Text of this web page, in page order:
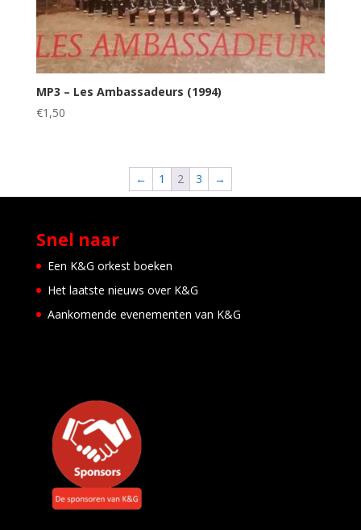
MP3 – Les Ambassadeurs (1994)
€1,50
← 1 2 3 →
Snel naar
Een K&G orkest boeken
Het laatste nieuws over K&G
Aankomende evenementen van K&G